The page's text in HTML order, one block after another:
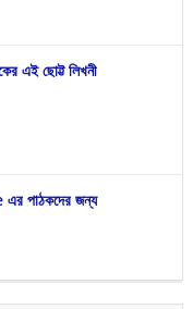
এই ছোট্ট লিখনী
পাঠকদের জন্য